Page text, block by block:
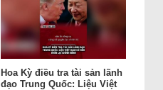
Hoa Kỳ điều tra tài sản lãnh
đạo Trung Quốc: Liệu Việt